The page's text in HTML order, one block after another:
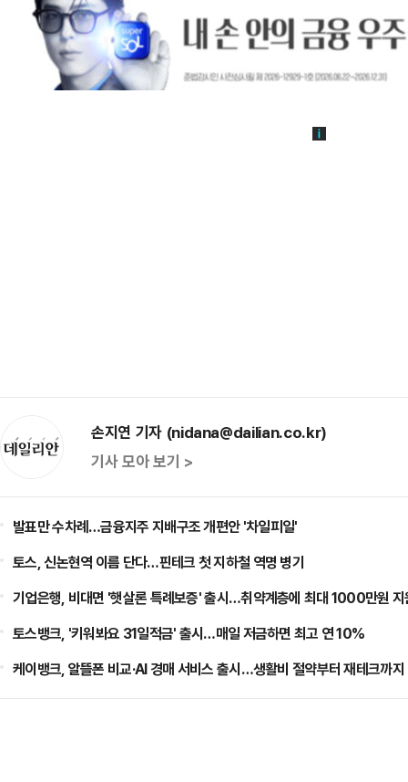
손지연 기자 (nidana@dailian.co.kr)
기사 모아 보기 >
발표만 수차례…금융지주 지배구조 개편안 '차일피일'
토스, 신논현역 이름 단다…핀테크 첫 지하철 역명 병기
기업은행, 비대면 '햇살론 특례보증' 출시…취약계층에 최대 1000만원 지
토스뱅크, '키워봐요 31일적금' 출시…매일 저금하면 최고 연 10%
케이뱅크, 알뜰폰 비교·AI 경매 서비스 출시…생활비 절약부터 재테크까지